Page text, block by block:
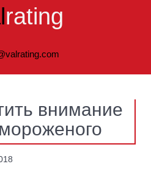
rating
внимание